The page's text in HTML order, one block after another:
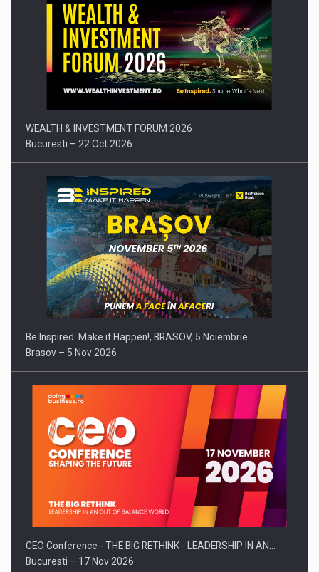
Comunicat de presa: Joburile part-time reincep sa intre pe…
WEALTH & INVESTMENT FORUM 2026
Bucuresti – 22 Oct 2026
Be Inspired. Make it Happen!, BRASOV, 5 Noiembrie
Brasov – 5 Nov 2026
CEO Conference - THE BIG RETHINK - LEADERSHIP IN AN…
Bucuresti – 17 Nov 2026